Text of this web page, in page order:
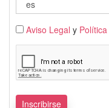
Aviso Legal y